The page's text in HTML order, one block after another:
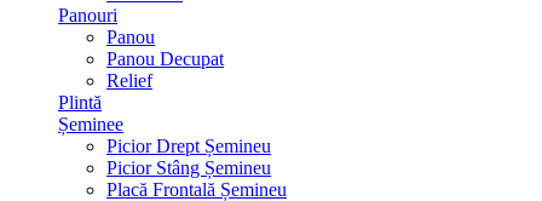
Panouri
Panou
Panou Decupat
Relief
Plintă
Șeminee
Picior Drept Șemineu
Picior Stâng Șemineu
Placă Frontală Șemineu